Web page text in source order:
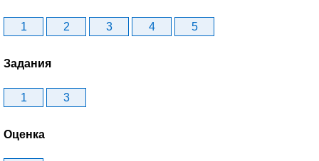
1 2 3 4 5
Задания
1 3
Оценка